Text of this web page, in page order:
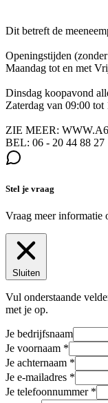
Dit betreft de
Openingstijden
Maandag tot en met
Dinsdag koopavond
Zaterdag van 09:00
ZIE MEER:
BEL: 06 - 20 44 88 27
Stel je vraag
Vraag meer informatie
Sluiten
Vul onderstaande
met je op.
Je bedrijfsnaam
Je voornaam
Je achternaam
Je e-mailadres
Je telefoonnummer